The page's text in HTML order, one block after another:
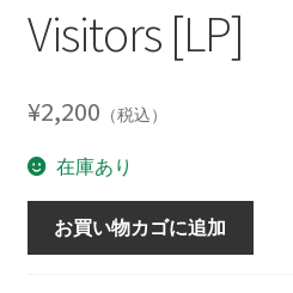
Visitors [LP]
¥2,200 （税込）
在庫あり
Visitors
[LP]
お買い物カゴに追加